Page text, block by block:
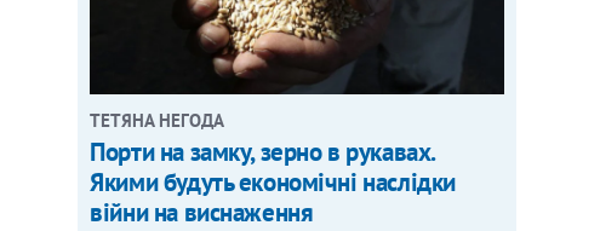
ТЕТЯНА НЕГОДА
Порти на замку, зерно в рукавах.
Якими будуть економічні наслідки
війни на виснаження